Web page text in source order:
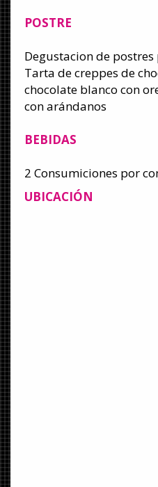
POSTRE
Degustacion de
Tarta de creppes de
chocolate blanco con
con arándanos
BEBIDAS
2 Consumiciones por
UBICACIÓN